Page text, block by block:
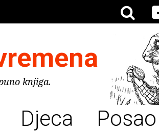
knjiga.
Djeca Posao